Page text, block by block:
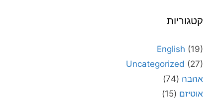
קטגוריות
English (19)
Uncategorized (27)
אהבה (74)
אוטיזם (15)